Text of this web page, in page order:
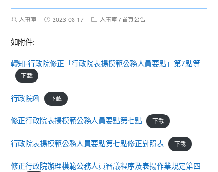
Post人事室
Post2023-08-17
Post人事室 / 首頁公告
如附件:
轉知-行政院修正「行政院表揚模範公務人員要點」第7點等
下載
行政院函 下載
修正行政院表揚模範公務人員要點第七點 下載
行政院表揚模範公務人員要點第七點修正對照表 下載
修正行政院辦理模範公務人員審議程序及表揚作業規定第四